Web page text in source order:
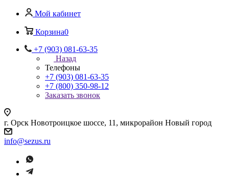
Мой кабинет
Корзина0
+7 (903) 081-63-35
Назад
Телефоны
+7 (903) 081-63-35
+7 (800) 350-98-12
Заказать звонок
г. Орск Новотроицкое шоссе, 11, микрорайон Новый город
info@sezus.ru